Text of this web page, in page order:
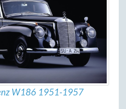
W186 1951-1957